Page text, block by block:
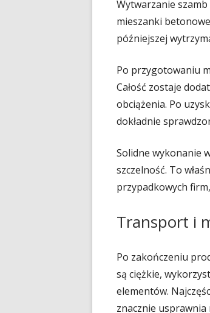
Wytwarzanie
mieszanki
późniejszej
Po przygotowaniu
Całość zostaje
obciążenia. Po
dokładnie
Solidne wykonanie
szczelność. To
przypadkowych
Transport i
Po zakończeniu
są ciężkie,
elementów.
znacznie usprawnia